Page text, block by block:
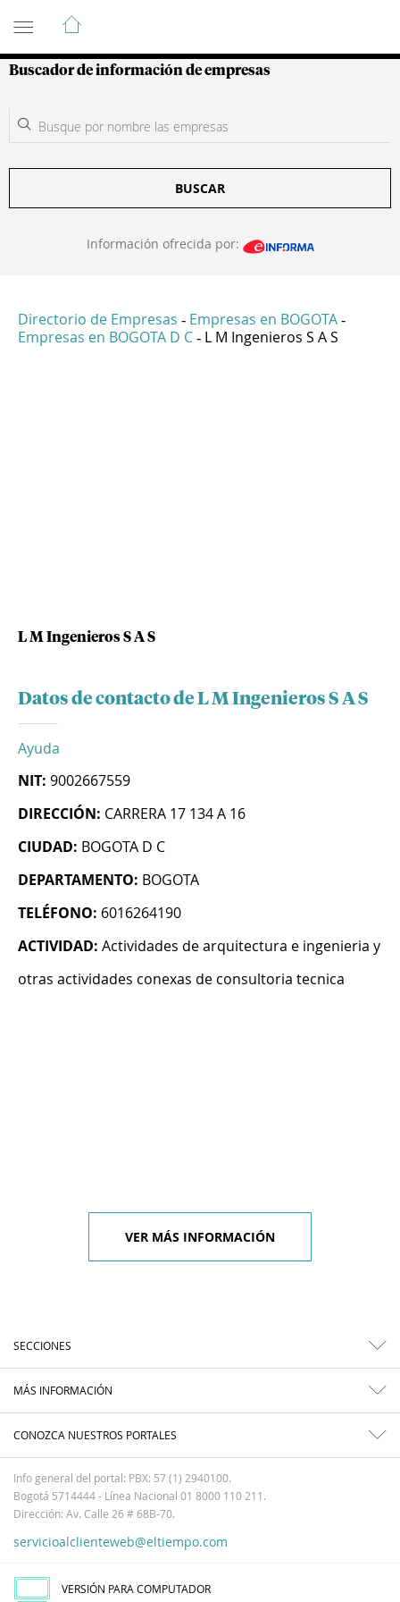
Guía de Empresas Colombianas
Buscador de información de empresas
BUSCAR
Información ofrecida por:
Directorio de Empresas - Empresas en BOGOTA -
Empresas en BOGOTA D C - L M Ingenieros S A S
L M Ingenieros S A S
Datos de contacto de L M Ingenieros S A S
Ayuda
NIT: 9002667559
DIRECCIÓN: CARRERA 17 134 A 16
CIUDAD: BOGOTA D C
DEPARTAMENTO: BOGOTA
TELÉFONO: 6016264190
ACTIVIDAD: Actividades de arquitectura e ingenieria y
otras actividades conexas de consultoria tecnica
VER MÁS INFORMACIÓN
SECCIONES
MÁS INFORMACIÓN
CONOZCA NUESTROS PORTALES
Info general del portal: PBX: 57 (1) 2940100.
Bogotá 5714444 - Línea Nacional 01 8000 110 211.
Dirección: Av. Calle 26 # 68B-70.
servicioalclienteweb@eltiempo.com
VERSIÓN PARA COMPUTADOR